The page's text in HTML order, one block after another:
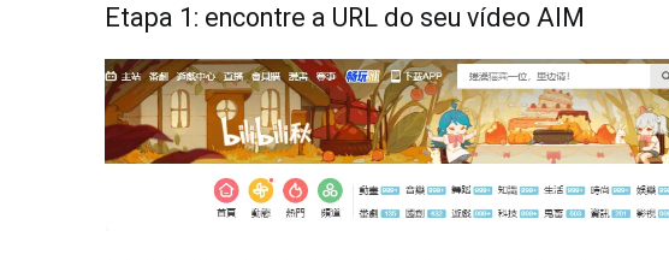
Etapa 1: encontre a URL do seu vídeo AIM